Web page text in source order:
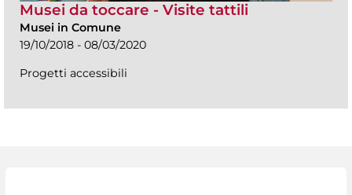
Musei da toccare - Visite tattili
Musei in Comune
19/10/2018 - 08/03/2020
Progetti accessibili